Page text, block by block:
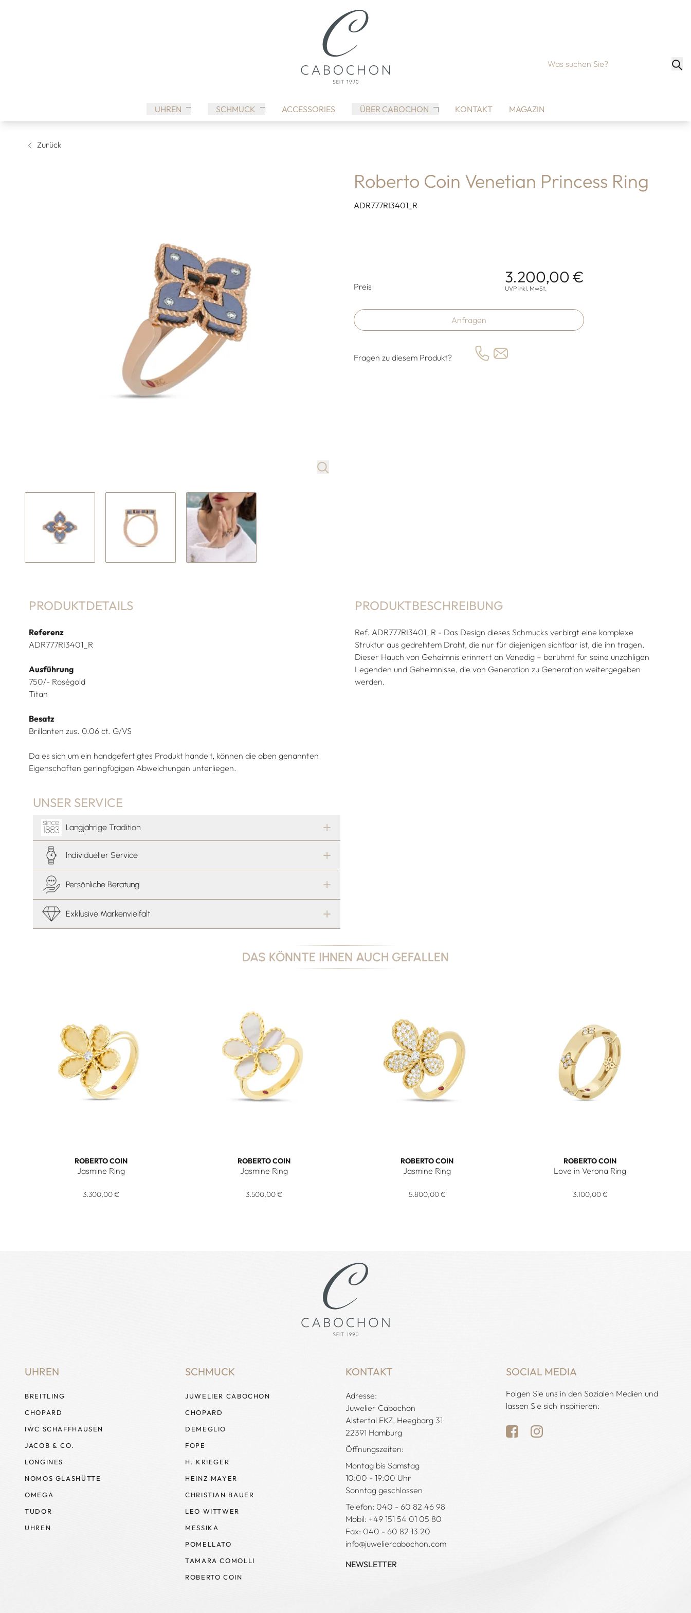
UHREN SCHMUCK ACCESSORIES ÜBER CABOCHON KONTAKT MAGAZIN
Zurück
Roberto Coin Venetian Princess Ring
ADR777RI3401_R
Preis 3.200,00 €
UVP inkl. MwSt.
Anfragen
Fragen zu diesem Produkt?
PRODUKTDETAILS
Referenz
ADR777RI3401_R
Ausführung
750/- Roségold
Titan
Besatz
Brillanten zus. 0.06 ct. G/VS
Da es sich um ein handgefertigtes Produkt handelt, können die oben genannten
Eigenschaften geringfügigen Abweichungen unterliegen.
PRODUKTBESCHREIBUNG
Ref. ADR777RI3401_R - Das Design dieses Schmucks verbirgt eine komplexe
Struktur aus gedrehtem Draht, die nur für diejenigen sichtbar ist, die ihn tragen.
Dieser Hauch von Geheimnis erinnert an Venedig – berühmt für seine unzähligen
Legenden und Geheimnisse, die von Generation zu Generation weitergegeben
werden.
UNSER SERVICE
Langjährige Tradition
Individueller Service
Persönliche Beratung
Exklusive Markenvielfalt
DAS KÖNNTE IHNEN AUCH GEFALLEN
ROBERTO COIN
Jasmine Ring
3.300,00 €
ROBERTO COIN
Jasmine Ring
3.500,00 €
ROBERTO COIN
Jasmine Ring
5.800,00 €
ROBERTO COIN
Love in Verona Ring
3.100,00 €
UHREN
BREITLING
CHOPARD
IWC SCHAFFHAUSEN
JACOB & CO.
LONGINES
NOMOS GLASHÜTTE
OMEGA
TUDOR
UHREN
SCHMUCK
JUWELIER CABOCHON
CHOPARD
DEMEGLIO
FOPE
H. KRIEGER
HEINZ MAYER
CHRISTIAN BAUER
LEO WITTWER
MESSIKA
POMELLATO
TAMARA COMOLLI
ROBERTO COIN
KONTAKT
Adresse:
Juwelier Cabochon
Alstertal EKZ, Heegbarg 31
22391 Hamburg
Öffnungszeiten:
Montag bis Samstag
10:00 - 19:00 Uhr
Sonntag geschlossen
Telefon: 040 - 60 82 46 98
Mobil: +49 151 54 01 05 80
Fax: 040 - 60 82 13 20
info@juweliercabochon.com
NEWSLETTER
SOCIAL MEDIA
Folgen Sie uns in den Sozialen Medien und
lassen Sie sich inspirieren: